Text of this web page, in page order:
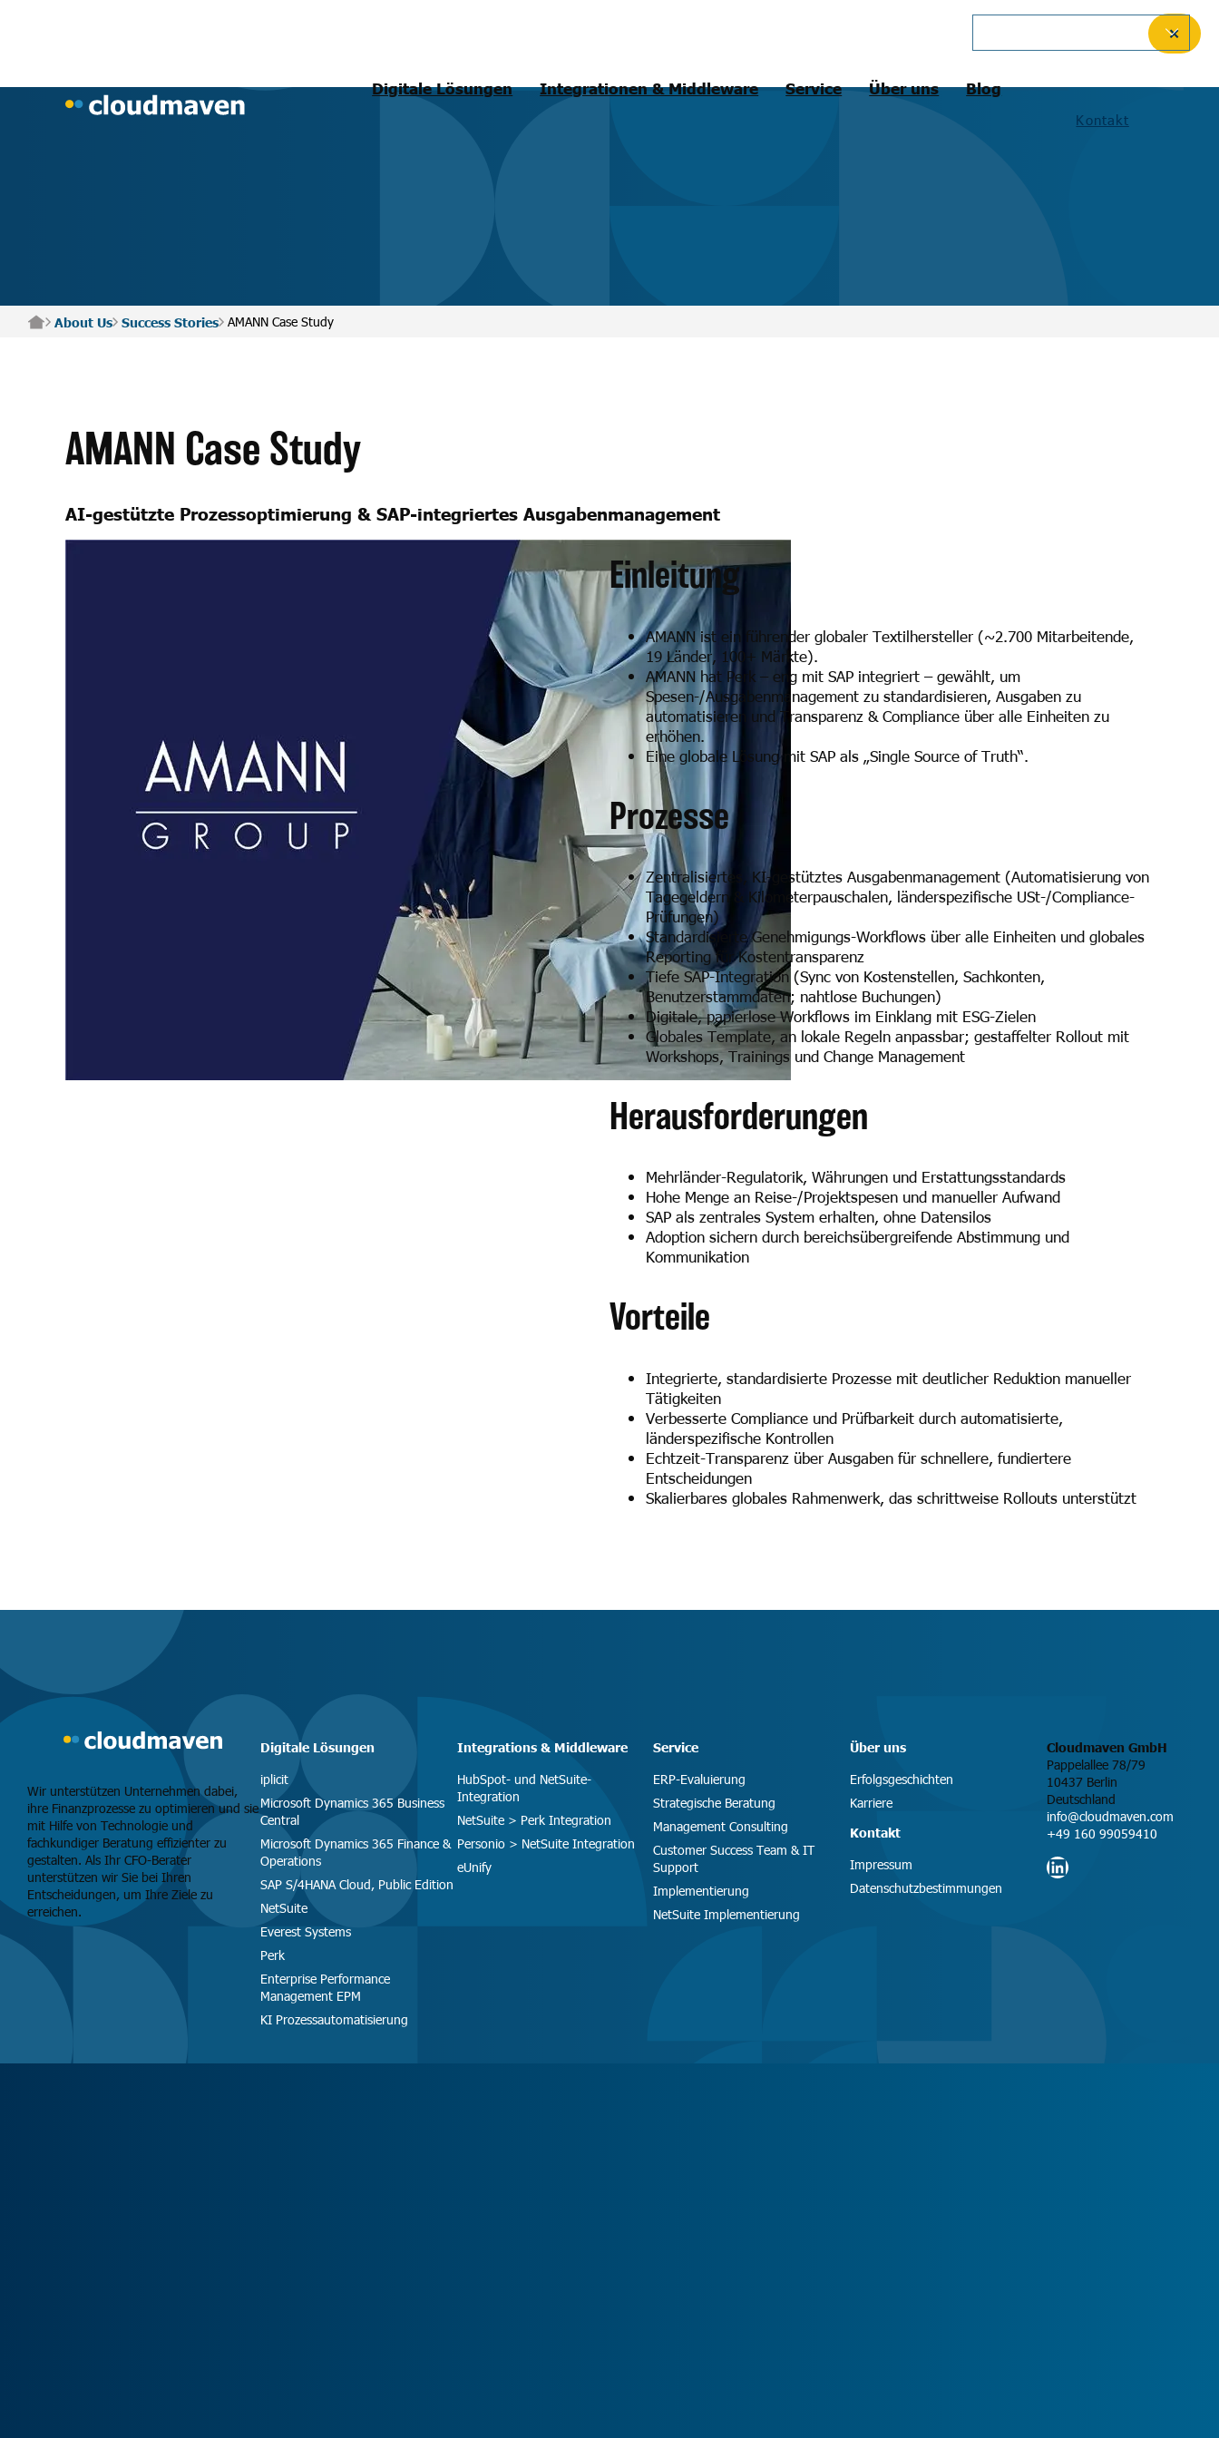
Digitale Lösungen Integrationen & Middleware Service Über uns Blog
Kontakt
About Us Success Stories AMANN Case Study
AMANN Case Study
AI-gestützte Prozessoptimierung & SAP-integriertes Ausgabenmanagement
Einleitung
AMANN ist ein führender globaler Textilhersteller (~2.700 Mitarbeitende,
19 Länder, 100+ Märkte).
AMANN hat Perk – eng mit SAP integriert – gewählt, um
Spesen-/Ausgabenmanagement zu standardisieren, Ausgaben zu
automatisieren und Transparenz & Compliance über alle Einheiten zu
erhöhen.
Eine globale Lösung mit SAP als „Single Source of Truth“.
Prozesse
Zentralisiertes, KI-gestütztes Ausgabenmanagement (Automatisierung von
Tagegeldern & Kilometerpauschalen, länderspezifische USt-/Compliance-
Prüfungen)
Standardisierte Genehmigungs-Workflows über alle Einheiten und globales
Reporting für Kostentransparenz
Tiefe SAP-Integration (Sync von Kostenstellen, Sachkonten,
Benutzerstammdaten; nahtlose Buchungen)
Digitale, papierlose Workflows im Einklang mit ESG-Zielen
Globales Template, an lokale Regeln anpassbar; gestaffelter Rollout mit
Workshops, Trainings und Change Management
Herausforderungen
Mehrländer-Regulatorik, Währungen und Erstattungsstandards
Hohe Menge an Reise-/Projektspesen und manueller Aufwand
SAP als zentrales System erhalten, ohne Datensilos
Adoption sichern durch bereichsübergreifende Abstimmung und
Kommunikation
Vorteile
Integrierte, standardisierte Prozesse mit deutlicher Reduktion manueller
Tätigkeiten
Verbesserte Compliance und Prüfbarkeit durch automatisierte,
länderspezifische Kontrollen
Echtzeit-Transparenz über Ausgaben für schnellere, fundiertere
Entscheidungen
Skalierbares globales Rahmenwerk, das schrittweise Rollouts unterstützt
Wir unterstützen Unternehmen dabei,
ihre Finanzprozesse zu optimieren und sie
mit Hilfe von Technologie und
fachkundiger Beratung effizienter zu
gestalten. Als Ihr CFO-Berater
unterstützen wir Sie bei Ihren
Entscheidungen, um Ihre Ziele zu
erreichen.
Digitale Lösungen
iplicit
Microsoft Dynamics 365 Business
Central
Microsoft Dynamics 365 Finance &
Operations
SAP S/4HANA Cloud, Public Edition
NetSuite
Everest Systems
Perk
Enterprise Performance
Management EPM
KI Prozessautomatisierung
Integrations & Middleware
HubSpot- und NetSuite-
Integration
NetSuite > Perk Integration
Personio > NetSuite Integration
eUnify
Service
ERP-Evaluierung
Strategische Beratung
Management Consulting
Customer Success Team & IT
Support
Implementierung
NetSuite Implementierung
Über uns
Erfolgsgeschichten
Karriere
Kontakt
Impressum
Datenschutzbestimmungen
Cloudmaven GmbH
Pappelallee 78/79
10437 Berlin
Deutschland
info@cloudmaven.com
+49 160 99059410
LinkedIn
✕